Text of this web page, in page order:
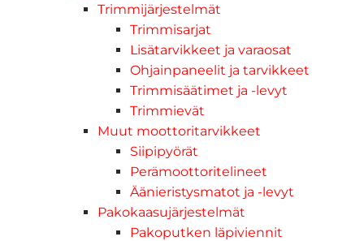
Trimmijärjestelmät
Trimmisarjat
Lisätarvikkeet ja varaosat
Ohjainpaneelit ja tarvikkeet
Trimmisäätimet ja -levyt
Trimmievät
Muut moottoritarvikkeet
Siipipyörät
Perämoottoritelineet
Äänieristysmatot ja -levyt
Pakokaasujärjestelmät
Pakoputken läpiviennit